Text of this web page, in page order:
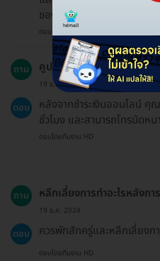
ของเลือดและการขับเหงื่อออ
ตอบโดยทีมงาน HD
ถาม คูปองสำหรับการนวดอโรมา
19 ธ.ค. 2024
ตอบ
หลังจากชำระเงินออนไลน์ คุ
ชั่วโมง และสามารถโทรนัด
ตอบโดยทีมงาน HD
ถาม หลีกเลี่ยงการทำอะไรหลังกา
19 ธ.ค. 2024
ตอบ ควรพักสักครู่และหลีกเลี่ยงก
ตอบโดยทีมงาน HD